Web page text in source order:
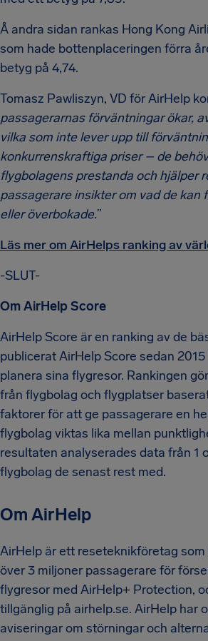
Å andra sidan rankas Hong Kong
som hade bottenplaceringen förra
betyg på 4,74.
Tomasz Pawliszyn, VD för AirHelp
passagerarnas förväntningar ökar,
vilka som inte lever upp till
konkurrenskraftiga priser – de
flygbolagens prestanda och hjälper
passagerare insikter om vad de
eller överbokade.”
Läs mer om AirHelps ranking av
-SLUT-
Om AirHelp Score
AirHelp Score är en ranking av de
publicerat AirHelp Score sedan
planera sina flygresor. Rankingen
från flygbolag och flygplatser
faktorer för att ge passagerare en
flygbolag viktas lika mellan
resultaten analyserades data från 1
flygbolag de senast rest med.
Om AirHelp
AirHelp är ett reseteknikföretag
över 3 miljoner passagerare för
flygresor med AirHelp+ Protection,
tillgänglig på airhelp.se. AirHelp har
aviseringar om störningar och